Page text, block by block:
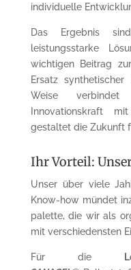
individuelle
Das Ergebnis
leistungsstarke
wichtigen Beitrag
Ersatz
Weise
Innovationskraft
gestaltet die Zukunft
Ihr Vorteil:
Unser über viele
Know-how mündet
palette, die wir als
mit verschiedensten
Für die